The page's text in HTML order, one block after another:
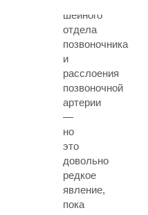
шейного
отдела
позвоночника
и
расслоения
позвоночной
артерии
—
но
это
довольно
редкое
явление,
пока